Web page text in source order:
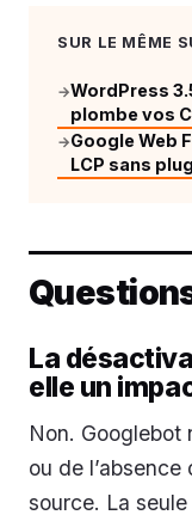
SUR LE MÊME
→WordPress
plombe vos
→Google Web
LCP sans
La
elle un
Non. Googlebot
ou de
source. La